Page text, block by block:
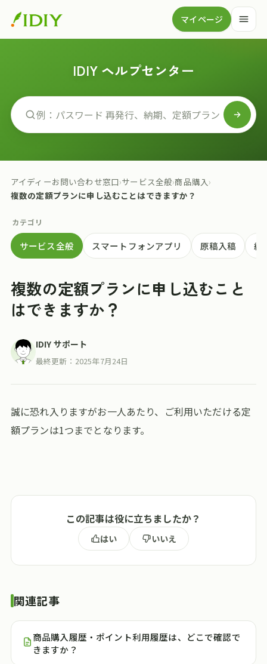
マイページ
IDIY ヘルプセンター
アイディーお問い合わせ窓口›サービス全般›商品購入›
複数の定額プランに申し込むことはできますか？
カテゴリ
サービス全般 スマートフォンアプリ 原稿入稿 納
複数の定額プランに申し込むこと
はできますか？
IDIY サポート
最終更新： 2025年7月24日
誠に恐れ入りますがお一人あたり、ご利用いただける定
額プランは1つまでとなります。
この記事は役に立ちましたか？
はい いいえ
関連記事
商品購入履歴・ポイント利用履歴は、どこで確認で
きますか？